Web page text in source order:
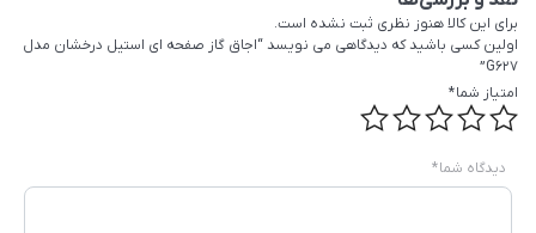
برای این کالا هنوز نظری ثبت نشده است.
اولین کسی باشید که دیدگاهی می نویسد “اجاق گاز صفحه ای استیل درخشان مدل
G627”
امتیاز شما*
دیدگاه شما*